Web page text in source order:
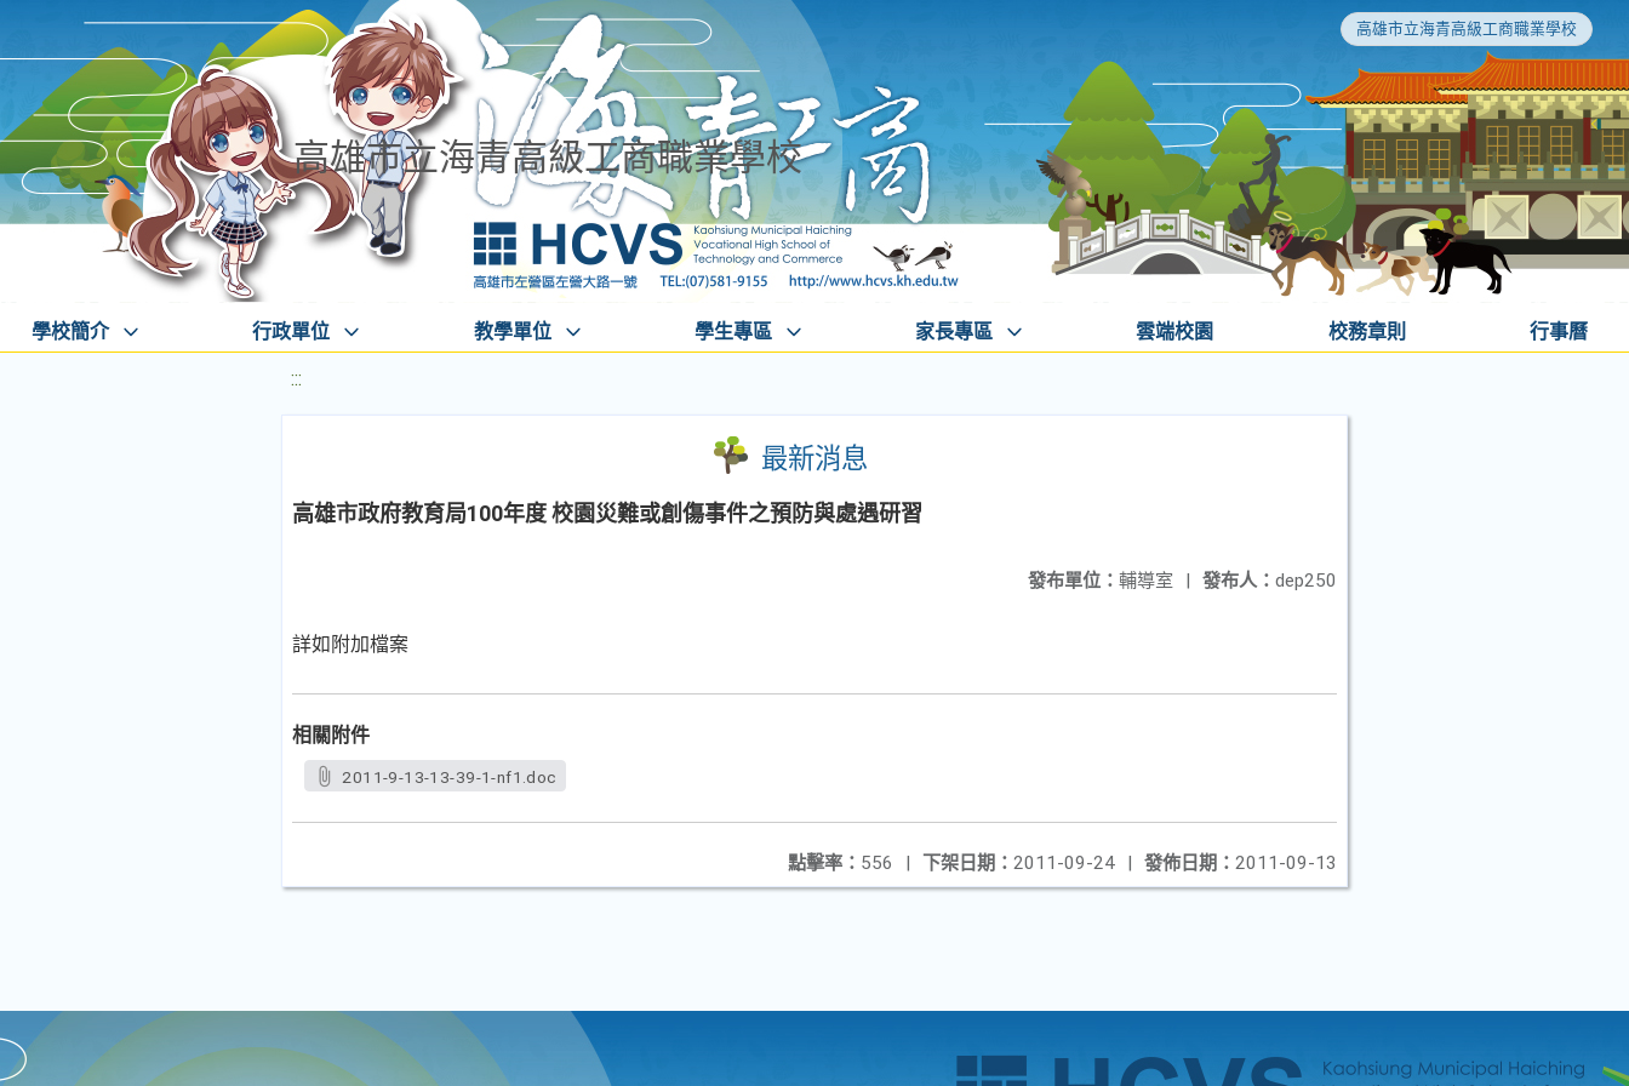
高雄市立海青高級工商職業學校
高雄市立海青高級工商職業學校
學校簡介 行政單位 教學單位 學生專區 家長專區 雲端校園 校務章則 行事曆
:::
最新消息
高雄市政府教育局100年度 校園災難或創傷事件之預防與處遇研習
發布人： dep250
發布單位： 輔導室 |
詳如附加檔案
相關附件
2011-9-13-13-39-1-nf1.doc
發佈日期： 2011-09-13
下架日期： 2011-09-24 |
點擊率： 556 |